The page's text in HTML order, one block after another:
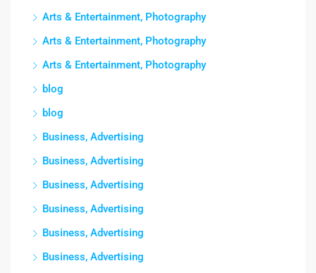
Arts & Entertainment, Photography
Arts & Entertainment, Photography
Arts & Entertainment, Photography
blog
blog
Business, Advertising
Business, Advertising
Business, Advertising
Business, Advertising
Business, Advertising
Business, Advertising